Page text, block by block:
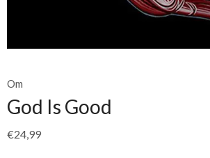
Om
God Is Good
€24,99